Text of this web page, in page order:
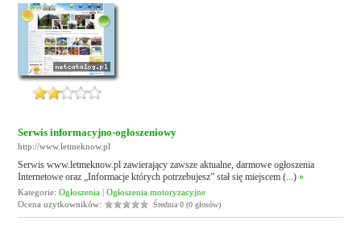
Serwis informacyjno-ogłoszeniowy
http://www.letmeknow.pl
Serwis www.letmeknow.pl zawierający zawsze aktualne, darmowe ogłoszenia
Internetowe oraz „Informacje których potrzebujesz” stał się miejscem (...)»
Kategorie:Ogłoszenia |Ogłoszenia motoryzacyjne
Ocena użytkowników:
Średnia 0 (0 głosów)